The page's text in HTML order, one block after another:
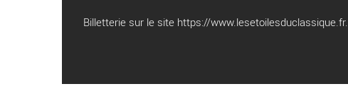
Billetterie sur le site https://www.lesetoilesduclassique.fr.